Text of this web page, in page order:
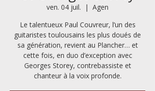
ven. 04 juil.
  |
Agen
Le talentueux Paul Couvreur, l’un des
guitaristes toulousains les plus doués de
sa génération, revient au Plancher… et
cette fois, en duo d’exception avec
Georges Storey, contrebassiste et
chanteur à la voix profonde.